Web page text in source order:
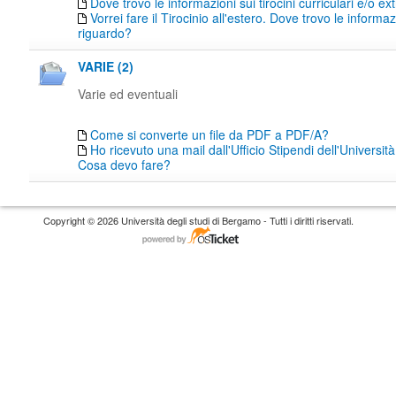
Vorrei fare il Tirocinio all'estero. Dove trovo le
riguardo?
VARIE (2)
Varie ed eventuali
Come si converte un file da PDF a PDF/A?
Ho ricevuto una mail dall'Ufficio Stipendi
Cosa devo fare?
Copyright © 2026 Università degli studi di Bergamo - Tutti i diritti riservati.